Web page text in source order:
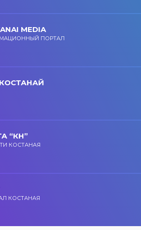
MEDIA
ПОРТАЛ
“КН”
КОСТАНАЯ
КОСТАНАЯ